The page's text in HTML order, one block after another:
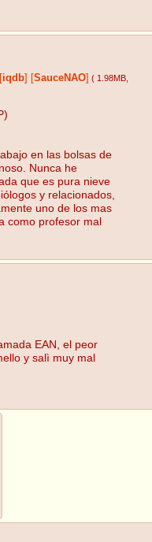
iqdb SauceNAO ( 1.98MB
en las bolsas de
Nunca he
que es pura nieve
y relacionados,
uno de los mas
como profesor mal
EAN, el peor
y salì muy mal